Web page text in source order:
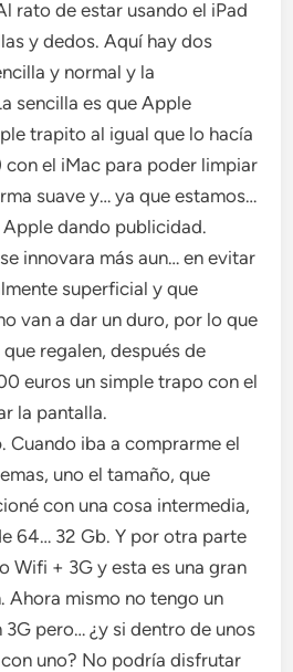
rato de estar usando el iPad
y dedos. Aquí hay dos
y normal y la
sencilla es que Apple
trapito al igual que lo hacía
con el iMac para poder limpiar
suave y… ya que estamos…
dando publicidad.
innovara más aun… en evitar
superficial y que
van a dar un duro, por lo que
regalen, después de
euros un simple trapo con el
la pantalla.
. Cuando iba a comprarme el
uno el tamaño, que
con una cosa intermedia,
64… 32 Gb. Y por otra parte
Wifi + 3G y esta es una gran
Ahora mismo no tengo un
pero… ¿y si dentro de unos
uno? No podría disfrutar